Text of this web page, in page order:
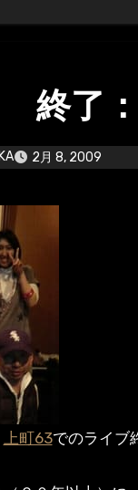
終了
2月 8, 2009
上町63でのライブ